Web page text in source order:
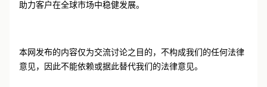
助力客户在全球市场中稳健发展。
本网发布的内容仅为交流讨论之目的，不构成我们的任何法律
意见，因此不能依赖或据此替代我们的法律意见。